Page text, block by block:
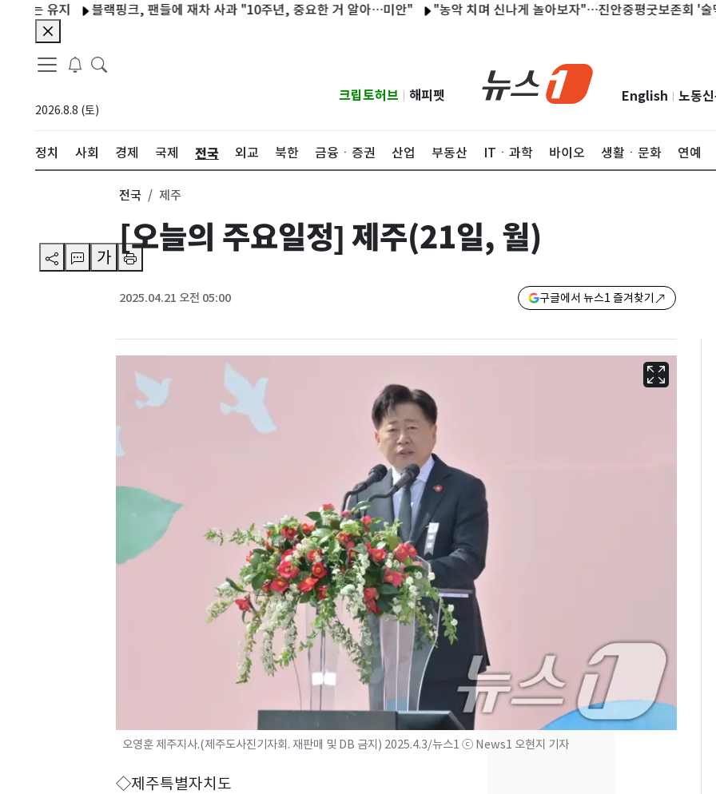
블랙핑크, 팬들에 재차 사과 "10주년, 중요한 거 알아…미안" "농악 치며 신나게 놀아보자"…진안중평굿보존회 '술맥이굿'
2026.8.8 (토)
크립토허브 해피펫 English 노동
정치 사회 경제 국제 전국 외교 북한 금융ㆍ증권 산업 부동산 ITㆍ과학 바이오 생활ㆍ문화 연예
가
전국 제주
[오늘의 주요일정] 제주(21일, 월)
2025.04.21 오전 05:00 구글에서 뉴스1 즐겨찾기
오영훈 제주지사.(제주도사진기자회. 재판매 및 DB 금지) 2025.4.3/뉴스1 ⓒ News1 오현지 기자
◇제주특별자치도
근…26만명 대피령
7
낮 최고 37도 폭염 계
속…전국 곳곳 비 [오늘
날씨]
8
[단독] 경찰, '김부장'